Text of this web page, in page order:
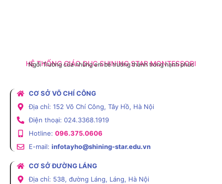
HỆ THỐNG GIÁO DỤC SHINING STAR MONTESSORI
Ngôi Trường của những em bé trưởng thành trong hạnh phúc
CƠ SỞ VÕ CHÍ CÔNG
Địa chỉ: 152 Võ Chí Công, Tây Hồ, Hà Nội
Điện thoại: 024.3368.1919
Hotline: 096.375.0606
E-mail: infotayho@shining-star.edu.vn
CƠ SỞ ĐƯỜNG LÁNG
Địa chỉ: 538, đường Láng, Láng, Hà Nội